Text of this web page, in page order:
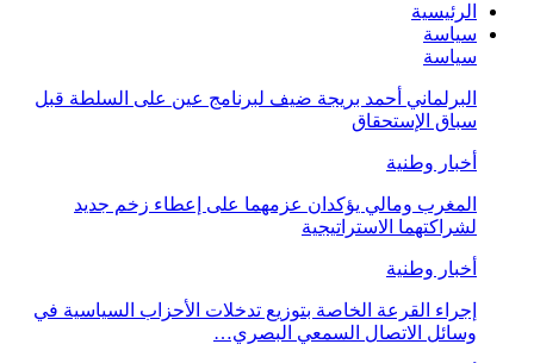
الرئيسية
سياسة
سياسة
البرلماني أحمد بريجة ضيف لبرنامج عين على السلطة قبل
سباق الإستحقاق
أخبار وطنية
المغرب ومالي يؤكدان عزمهما على إعطاء زخم جديد
لشراكتهما الاستراتيجية
أخبار وطنية
إجراء القرعة الخاصة بتوزيع تدخلات الأحزاب السياسية في
وسائل الاتصال السمعي البصري…